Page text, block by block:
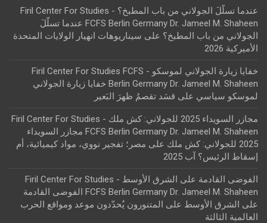
عندما تسلّلَ الجولاني من باب المطبخ؟ - Firil Center For Studies
FCFS Berlin Germany Dr. Jameel M. Shaheen عندما تسلّلَ
الجولاني من باب المطبخ؟ على سيناريوهات انهيار الولايات المتحدة
الأميركية 2026
خفايا زيارة الجولاني لموسكو - Firil Center For Studies FCFS
Berlin Germany Dr. Jameel M. Shaheen خفايا زيارة الجولاني
لموسكو سياسي على قسَد تقصمُ ظهرَ البَعير
مجازر السويداء 2025 للجولاني: كش ملك - Firil Center For Studies
FCFS Berlin Germany Dr. Jameel M. Shaheen مجازر السويداء
2025 للجولاني: كش ملك
على مصر؛ تفجير نووي، مواد كيميائية، أم
إسقاط الرئيس؟ آب 2025
الفوضى القادمة على الشرق الأوسط - Firil Center For Studies
FCFS Berlin Germany Dr. Jameel M. Shaheen الفوضى القادمة
على الشرق الأوسط على المتنورون يُحدّدون موعد ومواقع الحرب
العالمية الثالثة